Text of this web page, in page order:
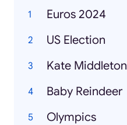
Euros 2024
US Election
Kate Middleton
Baby Reindeer
Olympics